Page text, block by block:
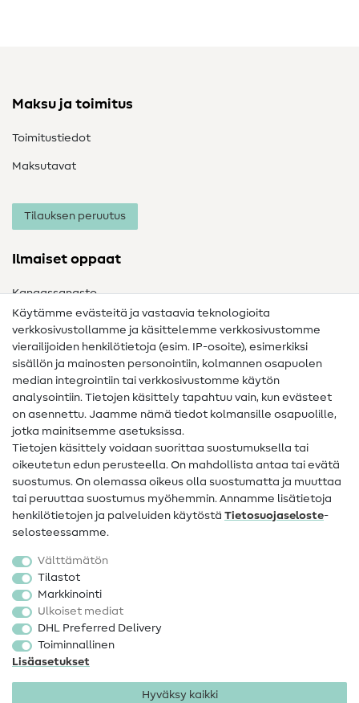
Maksu ja toimitus
Toimitustiedot
Maksutavat
Tilauksen peruutus
Ilmaiset oppaat
Kangassanasto
Ompelusanasto
Ompeluohjeet
Apua ja yhteystiedot
Yhteystiedot
Tietoa omistajanvaihdoksesta
Peruutusoikeus
Suosittu
Kankaat
Ompelutarvikkeet
Ale
Käytämme evästeitä ja vastaavia teknologioita
verkkosivustollamme ja käsittelemme verkkosivustomme
vierailijoiden henkilötietoja (esim. IP-osoite), esimerkiksi
sisällön ja mainosten personointiin, kolmannen osapuolen
median integrointiin tai verkkosivustomme käytön
analysointiin. Tietojen käsittely tapahtuu vain, kun evästeet
on asennettu. Jaamme nämä tiedot kolmansille osapuolille,
jotka mainitsemme asetuksissa.
Tietojen käsittely voidaan suorittaa suostumuksella tai
oikeutetun edun perusteella. On mahdollista antaa tai evätä
suostumus. On olemassa oikeus olla suostumatta ja muuttaa
tai peruuttaa suostumus myöhemmin. Annamme lisätietoja
henkilötietojen ja palveluiden käytöstä Tietosuojaseloste-
selosteessamme.
Välttämätön
Tilastot
Markkinointi
Ulkoiset mediat
DHL Preferred Delivery
Toiminnallinen
Lisäasetukset
Hyväksy kaikki